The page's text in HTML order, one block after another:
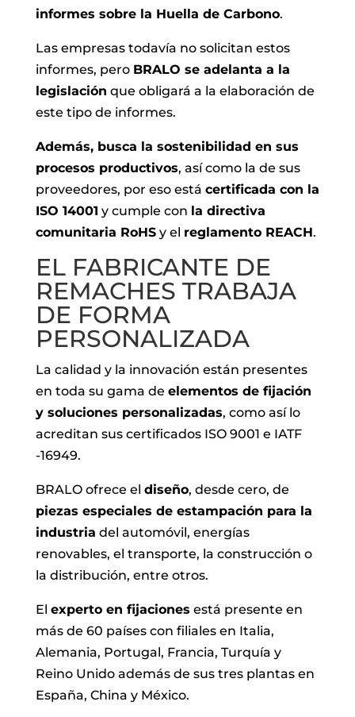
informes sobre la Huella de Carbono.
Las empresas todavía no solicitan estos
informes, pero BRALO se adelanta a la
legislación que obligará a la elaboración de
este tipo de informes.
Además, busca la sostenibilidad en sus
procesos productivos, así como la de sus
proveedores, por eso está certificada con la
ISO 14001 y cumple con la directiva
comunitaria RoHSy el reglamento REACH.
EL FABRICANTE DE
REMACHES TRABAJA
DE FORMA
PERSONALIZADA
La calidad y la innovación están presentes
en toda su gama de elementos de fijación
y soluciones personalizadas, como así lo
acreditan sus certificados ISO 9001 e IATF
-16949.
BRALO ofrece el diseño, desde cero, de
piezas especiales de estampación para la
industria del automóvil, energías
renovables, el transporte, la construcción o
la distribución, entre otros.
El experto en fijaciones está presente en
más de 60 países con filiales en Italia,
Alemania, Portugal, Francia, Turquía y
Reino Unido además de sus tres plantas en
España, China y México.